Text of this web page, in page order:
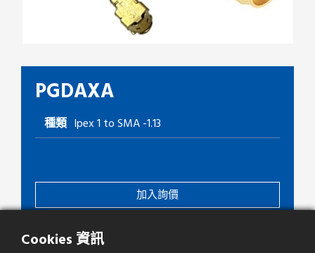
PGDAXA
加入詢價
添加至比較
種類 Ipex 1 to SMA -1.13
Cookies 資訊